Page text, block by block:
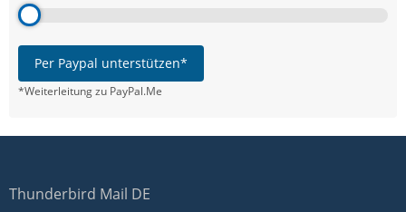
Per Paypal unterstützen*
*Weiterleitung zu PayPal.Me
Thunderbird Mail DE